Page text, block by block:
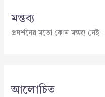
মন্তব্য
প্রদর্শনের মতো কোন মন্তব্য নেই।
আলোচিত